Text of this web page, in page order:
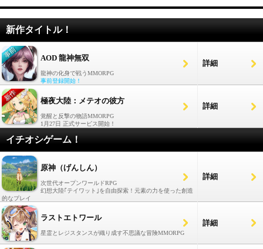
新作タイトル！
AOD 龍神無双
龍神の化身で戦うMMORPG
事前登録開始！
詳細
極夜大陸：メテオの彼方
覚醒と反撃の物語MMORPG
1月27日 正式サービス開始！
詳細
イチオシゲーム！
原神（げんしん）
次世代オープンワールドRPG
幻想大陸｢テイワット｣を自由探索！元素の力を使った創造
的なプレイ
詳細
ラストエトワール
星霊とレジスタンスが織り成す不思議な冒険MMORPG
詳細